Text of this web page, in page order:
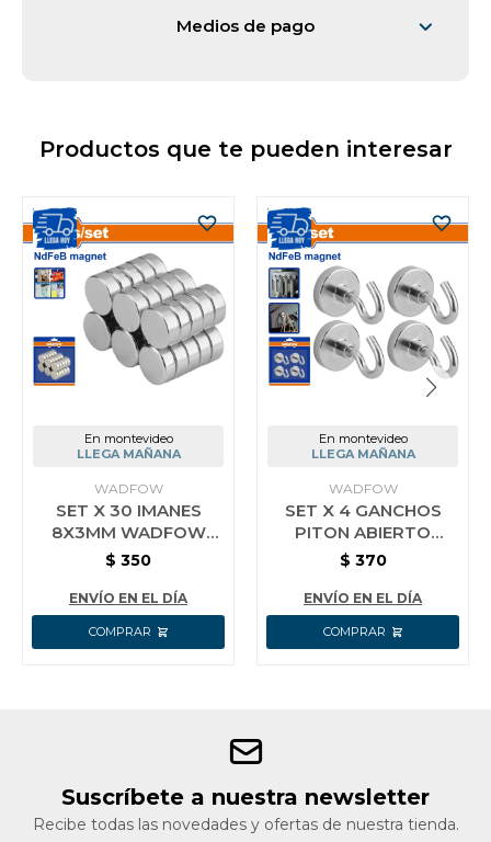
Medios de pago
Productos que te pueden interesar
En montevideo
LLEGA MAÑANA
WADFOW
SET X 30 IMANES
8X3MM WADFOW
WZE1K11
$ 350
ENVÍO EN EL DÍA
En montevideo
LLEGA MAÑANA
WADFOW
SET X 4 GANCHOS
PITON ABIERTO
IMANTADO WZE2K11
$ 370
ENVÍO EN EL DÍA
Suscríbete a nuestra newsletter
Recibe todas las novedades y ofertas de nuestra tienda.